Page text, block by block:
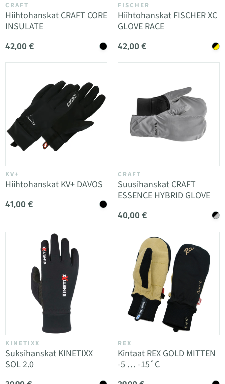
CRAFT
Hiihtohanskat CRAFT CORE
INSULATE
42,00 €
FISCHER
Hiihtohanskat FISCHER XC
GLOVE RACE
42,00 €
KV+
Hiihtohanskat KV+ DAVOS
41,00 €
CRAFT
Suusihanskat CRAFT
ESSENCE HYBRID GLOVE
40,00 €
KINETIXX
Suksihanskat KINETIXX
SOL 2.0
REX
Kintaat REX GOLD MITTEN
-5 … -15˚C